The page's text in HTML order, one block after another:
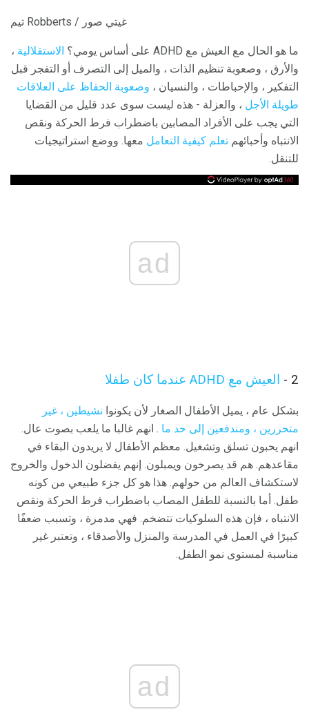
تيم Robberts / غيتي صور
ما هو الحال مع العيش مع ADHD على أساس يومي؟ الاستقلالية ،
والأرق ، وصعوبة تنظيم الذات ، والميل إلى التصرف أو التفجر قبل
التفكير ، والإحباطات ، والنسيان ، وصعوبة الحفاظ على العلاقات
طويلة الأجل ، والعزلة - هذه ليست سوى عدد قليل من القضايا
التي يجب على الأفراد المصابين باضطراب فرط الحركة ونقص
الانتباه وأحبائهم تعلم كيفية التعامل معها. ووضع استراتيجيات
للتنقل.
ad
2 - العيش مع ADHD عندما كان طفلا
بشكل عام ، يميل الأطفال الصغار لأن يكونوا نشيطين ، غير
متحررين ، ومندفعين إلى حد ما . انهم غالبا ما يلعب بصوت عال.
انهم يحبون تسلق وتشغيل. معظم الأطفال لا يريدون البقاء في
مقاعدهم. هم قد يصرخون ويمبلون. إنهم يفضلون الدخول والخروج
لاستكشاف العالم من حولهم. هذا هو كل جزء طبيعي من كونه
طفل. أما بالنسبة للطفل المصاب باضطراب فرط الحركة ونقص
الانتباه ، فإن هذه السلوكيات تتضخم. فهي مدمرة ، وتسبب ضعفًا
كبيرًا في العمل في المدرسة والمنزل والأصدقاء ، وتعتبر غير
مناسبة لمستوى نمو الطفل.
ad